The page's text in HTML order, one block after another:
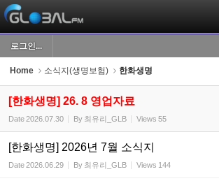
로그인...
Home 소식지(생명보험) 한화생명
[한화생명] 26. 8 영업자료
Date2026.07.30 By 최유리_GLB Views 55
[한화생명] 2026년 7월 소식지
Date2026.06.29 By 최유리_GLB Views 144
Sketchbook5, 스케치
Sketchbook5, 스케치